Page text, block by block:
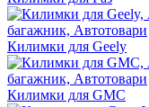
Килимки для Geely
Килимки для GMC